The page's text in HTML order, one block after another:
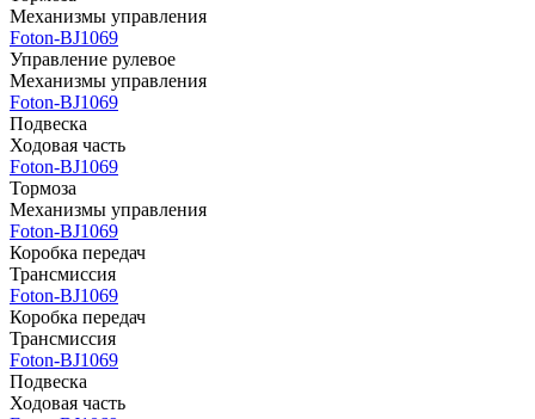
Механизмы управления
Foton-BJ1069
Управление рулевое
Механизмы управления
Foton-BJ1069
Подвеска
Ходовая часть
Foton-BJ1069
Тормоза
Механизмы управления
Foton-BJ1069
Коробка передач
Трансмиссия
Foton-BJ1069
Коробка передач
Трансмиссия
Foton-BJ1069
Подвеска
Ходовая часть